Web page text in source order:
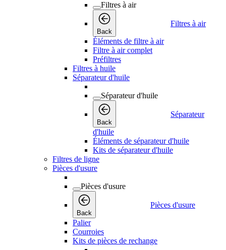
Filtres à air
Back
Filtres à air
Éléments de filtre à air
Filtre à air complet
Préfiltres
Filtres à huile
Séparateur d'huile
Séparateur d'huile
Back
Séparateur
d'huile
Éléments de séparateur d'huile
Kits de séparateur d'huile
Filtres de ligne
Pièces d'usure
Pièces d'usure
Back
Pièces d'usure
Palier
Courroies
Kits de pièces de rechange